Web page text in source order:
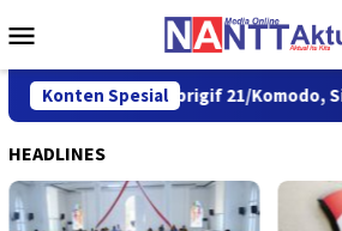
ke
Mobile
Konten Spesial
Kasbrigif 21/Komodo, Siap
HEADLINES